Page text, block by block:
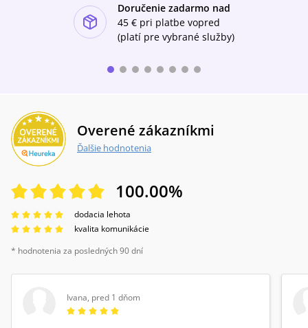
Doručenie zadarmo nad
45 € pri platbe vopred
(platí pre vybrané služby)
Overené zákazníkmi
Ďalšie hodnotenia
100.00%
dodacia lehota
kvalita komunikácie
* hodnotenia za posledných 90 dní
Ivana, pred 1 dňom